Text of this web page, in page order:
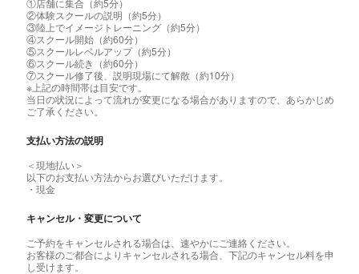
①店舗に集合（約5分）
②体験スクールの説明（約5分）
③陸上でイメージトレーニング（約5分）
④スクール開始（約60分）
⑤スクールレベルアップ（約5分）
⑥スクール続き（約60分）
⑦スクール修了後、説明現場にて解散（約10分）
※上記の時間帯は目安です。
当日の状況によって流れが変更になる場合がありますので、あらかじめ
ご了承ください。
支払い方法の説明
＜現地払い＞
以下のお支払い方法からお選びいただけます。
・現金
キャンセル・変更について
ご予約をキャンセルされる場合は、速やかにご連絡ください。
お客様のご都合によりキャンセルされる場合、下記のキャンセル料を申
し受けます。